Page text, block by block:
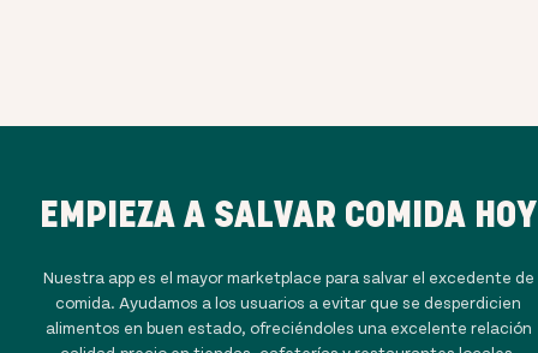
EMPIEZA A SALVAR COMIDA HOY
Nuestra app es el mayor marketplace para salvar el excedente de
comida. Ayudamos a los usuarios a evitar que se desperdicien
alimentos en buen estado, ofreciéndoles una excelente relación